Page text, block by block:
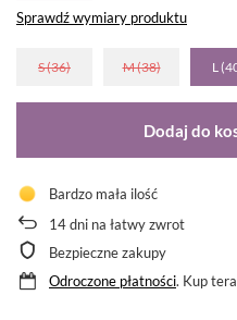
Sprawdź wymiary produktu
S (36) M (38) L
Dodaj do
Bardzo mała ilość
14dni na łatwy zwrot
Bezpieczne zakupy
Odroczone płatności. Kup